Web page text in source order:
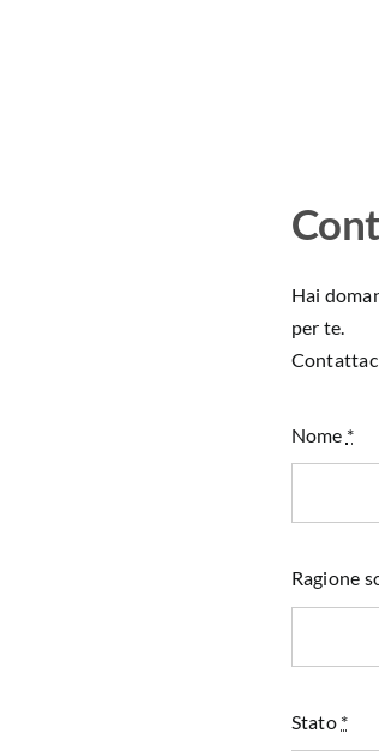
Hai
per te.
Nome *
Ragione
Stato *